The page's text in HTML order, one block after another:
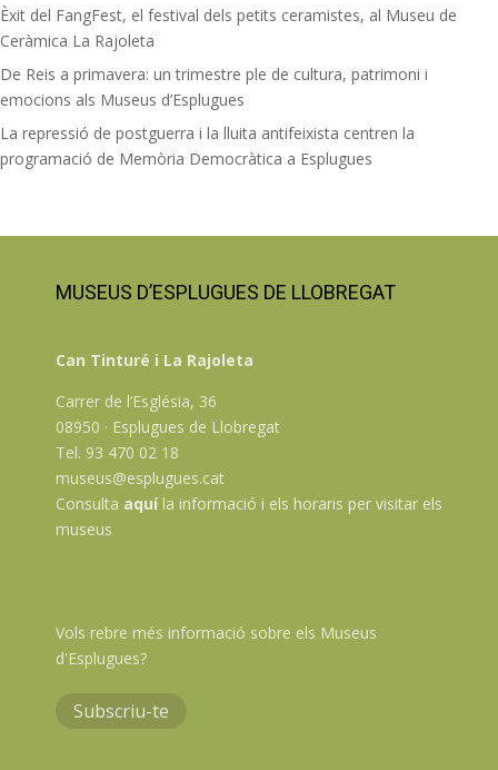
Èxit del FangFest, el festival dels petits ceramistes, al Museu de
Ceràmica La Rajoleta
De Reis a primavera: un trimestre ple de cultura, patrimoni i
emocions als Museus d’Esplugues
La repressió de postguerra i la lluita antifeixista centren la
programació de Memòria Democràtica a Esplugues
MUSEUS D’ESPLUGUES DE LLOBREGAT
Can Tinturé i La Rajoleta
Carrer de l’Església, 36
08950 · Esplugues de Llobregat
Tel. 93 470 02 18
museus@esplugues.cat
Consulta aquíla informació i els horaris per visitar els
museus
Vols rebre més informació sobre els Museus
d'Esplugues?
Subscriu-te